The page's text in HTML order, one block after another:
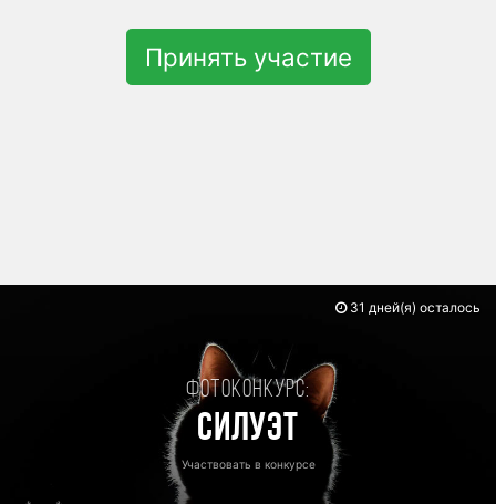
Принять участие
Фотоконкурс:
Силуэт
Участвовать в конкурсе
31 дней(я) осталось